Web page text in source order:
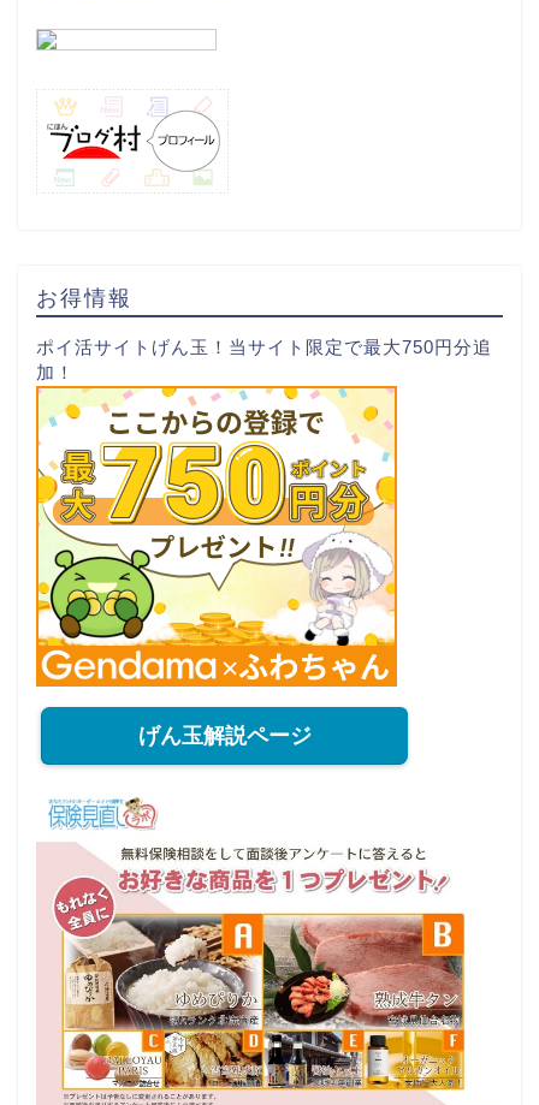
お得情報
ポイ活サイトげん玉！当サイト限定で最大750円分追
加！
げん玉解説ページ